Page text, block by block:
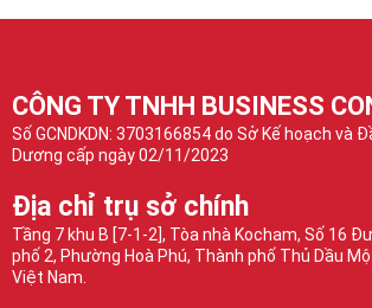
CÔNG TY TNHH BUSINESS
Số GCNDKDN: 3703166854 do Sở Kế hoạch và
Dương cấp ngày 02/11/2023
Địa chỉ trụ sở chính
Tầng 7 khu B [7-1-2], Tòa nhà Kocham, Số 16
phố 2, Phường Hoà Phú, Thành phố Thủ Dầu
Việt Nam.